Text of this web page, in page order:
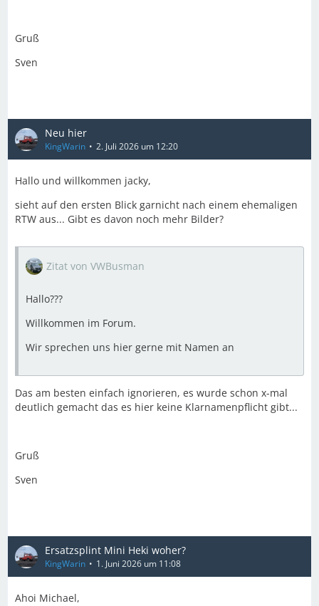
Gruß
Sven
Neu hier
KingWarin 2. Juli 2026 um 12:20
Hallo und willkommen jacky,
sieht auf den ersten Blick garnicht nach einem ehemaligen
RTW aus... Gibt es davon noch mehr Bilder?
Zitat von VWBusman
Hallo???
Willkommen im Forum.
Wir sprechen uns hier gerne mit Namen an
Das am besten einfach ignorieren, es wurde schon x-mal
deutlich gemacht das es hier keine Klarnamenpflicht gibt...
Gruß
Sven
Ersatzsplint Mini Heki woher?
KingWarin 1. Juni 2026 um 11:08
Ahoi Michael,